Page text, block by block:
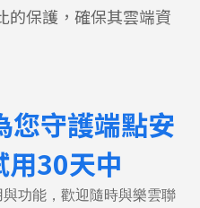
的保護，確保其雲端資
守護端點安
用30天中
功能，歡迎隨時與樂雲聯